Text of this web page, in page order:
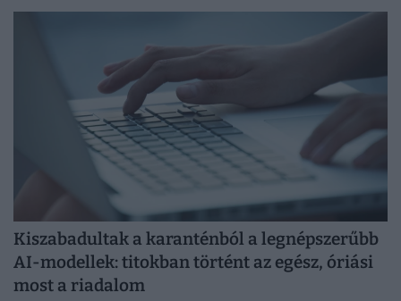
Kiszabadultak a karanténból a legnépszerűbb
AI-modellek: titokban történt az egész, óriási
most a riadalom